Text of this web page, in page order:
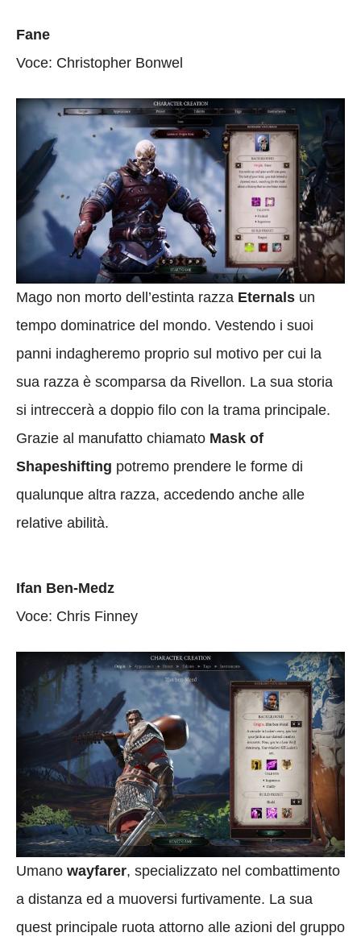
Fane
Voce: Christopher Bonwel
Mago non morto dell’estinta razza Eternals un
tempo dominatrice del mondo. Vestendo i suoi
panni indagheremo proprio sul motivo per cui la
sua razza è scomparsa da Rivellon. La sua storia
si intreccerà a doppio filo con la trama principale.
Grazie al manufatto chiamato Mask of
Shapeshifting potremo prendere le forme di
qualunque altra razza, accedendo anche alle
relative abilità.
Ifan Ben-Medz
Voce: Chris Finney
Umano wayfarer, specializzato nel combattimento
a distanza ed a muoversi furtivamente. La sua
quest principale ruota attorno alle azioni del gruppo